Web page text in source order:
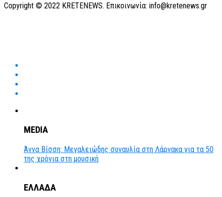
Copyright © 2022 KRETENEWS. Επικοινωνία: info@kretenews.gr
MEDIA
Άννα Βίσση: Μεγαλειώδης συναυλία στη Λάρνακα για τα 50
της χρόνια στη μουσική
ΕΛΛΑΔΑ